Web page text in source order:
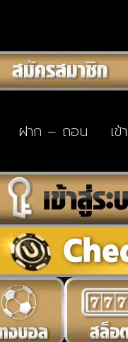
ฝาก – ถอน เข้